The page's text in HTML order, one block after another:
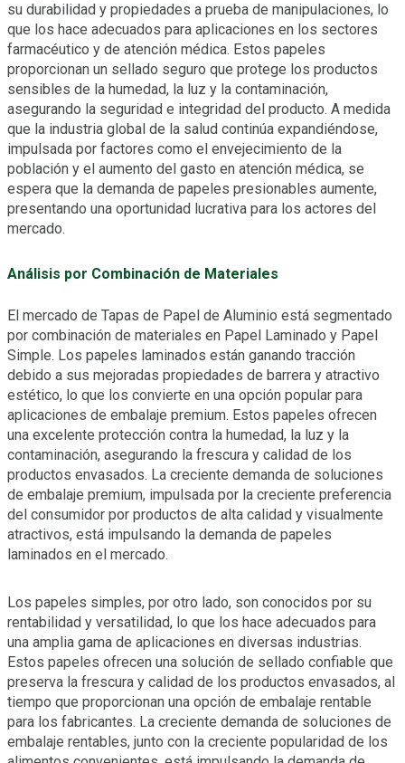
su durabilidad y propiedades a prueba de manipulaciones, lo
que los hace adecuados para aplicaciones en los sectores
farmacéutico y de atención médica. Estos papeles
proporcionan un sellado seguro que protege los productos
sensibles de la humedad, la luz y la contaminación,
asegurando la seguridad e integridad del producto. A medida
que la industria global de la salud continúa expandiéndose,
impulsada por factores como el envejecimiento de la
población y el aumento del gasto en atención médica, se
espera que la demanda de papeles presionables aumente,
presentando una oportunidad lucrativa para los actores del
mercado.
Análisis por Combinación de Materiales
El mercado de Tapas de Papel de Aluminio está segmentado
por combinación de materiales en Papel Laminado y Papel
Simple. Los papeles laminados están ganando tracción
debido a sus mejoradas propiedades de barrera y atractivo
estético, lo que los convierte en una opción popular para
aplicaciones de embalaje premium. Estos papeles ofrecen
una excelente protección contra la humedad, la luz y la
contaminación, asegurando la frescura y calidad de los
productos envasados. La creciente demanda de soluciones
de embalaje premium, impulsada por la creciente preferencia
del consumidor por productos de alta calidad y visualmente
atractivos, está impulsando la demanda de papeles
laminados en el mercado.
Los papeles simples, por otro lado, son conocidos por su
rentabilidad y versatilidad, lo que los hace adecuados para
una amplia gama de aplicaciones en diversas industrias.
Estos papeles ofrecen una solución de sellado confiable que
preserva la frescura y calidad de los productos envasados, al
tiempo que proporcionan una opción de embalaje rentable
para los fabricantes. La creciente demanda de soluciones de
embalaje rentables, junto con la creciente popularidad de los